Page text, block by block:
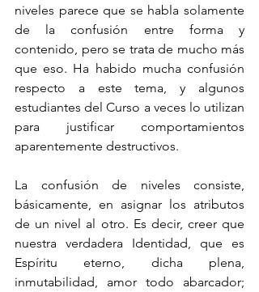
niveles parece que se habla solamente
de la confusión entre forma y
contenido, pero se trata de mucho más
que eso. Ha habido mucha confusión
respecto a este tema, y algunos
estudiantes del Curso a veces lo utilizan
para justificar comportamientos
aparentemente destructivos.
La confusión de niveles consiste,
básicamente, en asignar los atributos
de un nivel al otro. Es decir, creer que
nuestra verdadera Identidad, que es
Espíritu eterno, dicha plena,
inmutabilidad, amor todo abarcador;